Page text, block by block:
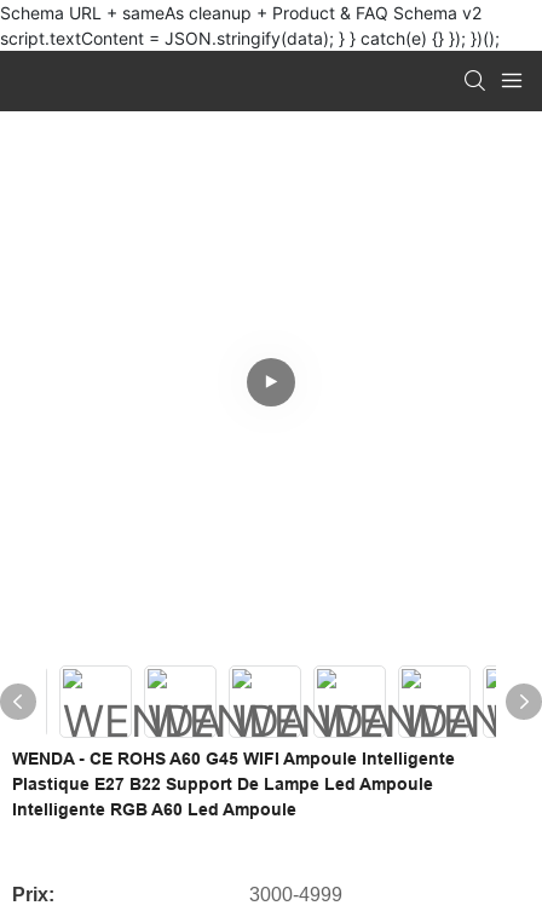
Schema URL + sameAs cleanup + Product & FAQ Schema v2
script.textContent = JSON.stringify(data); } } catch(e) {} }); })();
WENDA - CE ROHS A60 G45 WIFI Ampoule Intelligente
Plastique E27 B22 Support De Lampe Led Ampoule
Intelligente RGB A60 Led Ampoule
Prix:
3000-4999